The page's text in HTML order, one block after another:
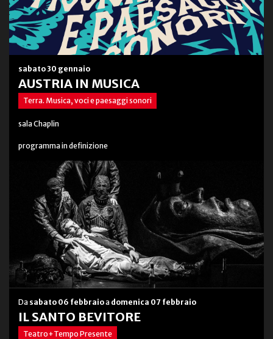
sabato 30 gennaio
AUSTRIA IN MUSICA
Terra. Musica, voci e paesaggi sonori
sala Chaplin
programma in definizione
Da sabato 06 febbraioa domenica 07 febbraio
IL SANTO BEVITORE
Teatro+Tempo Presente